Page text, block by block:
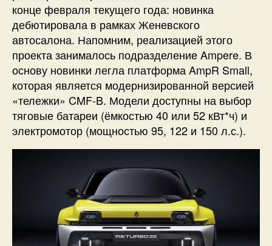
конце февраля текущего года: новинка
дебютировала в рамках Женевского
автосалона. Напомним, реализацией этого
проекта занималось подразделение Ampere. В
основу новинки легла платформа AmpR Small,
которая является модернизированной версией
«тележки» CMF-B. Модели доступны на выбор
тяговые батареи (ёмкостью 40 или 52 кВт*ч) и
электромотор (мощностью 95, 122 и 150 л.с.).